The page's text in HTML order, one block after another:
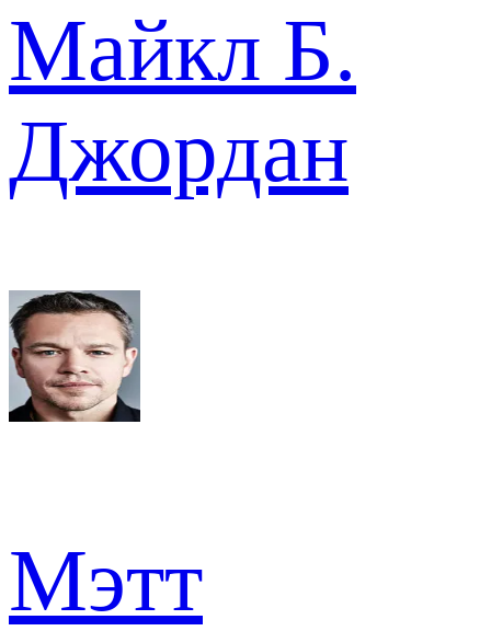
Майкл Б.
Джордан
Мэтт